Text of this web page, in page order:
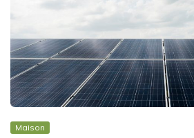
Maison